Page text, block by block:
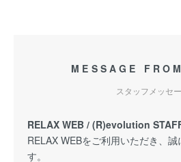
MESSAGE
スタッフメッセ
RELAX WEB / (R)evolution
RELAX WEBをご利用いただき、
す。